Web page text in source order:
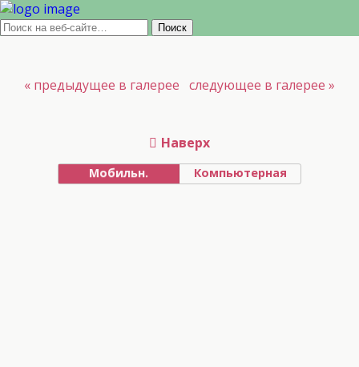
« предыдущее в галерее следующее в галерее »
Наверх
Мобильн. Компьютерная